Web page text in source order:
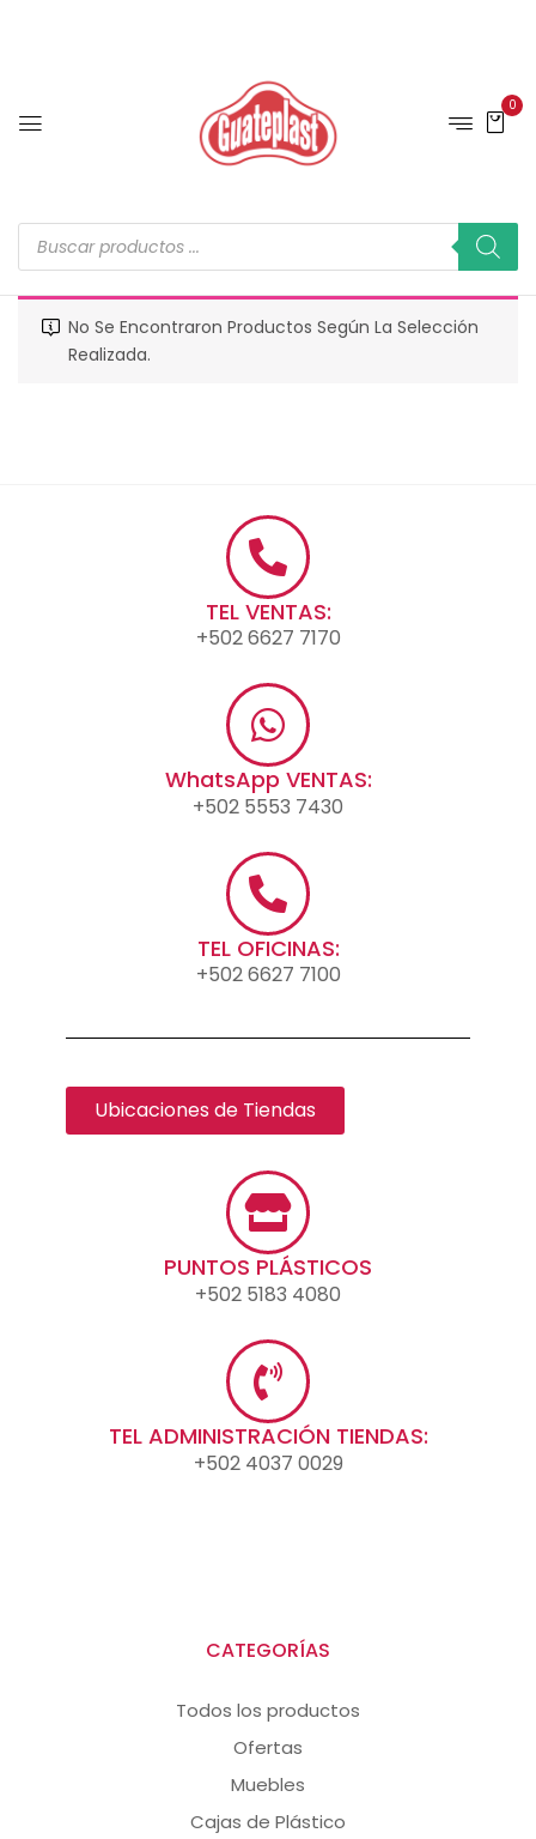
0
No Se Encontraron Productos Según La Selección
Realizada.
TEL VENTAS:
+502 6627 7170
WhatsApp VENTAS:
+502 5553 7430
TEL OFICINAS:
+502 6627 7100
Ubicaciones de Tiendas
PUNTOS PLÁSTICOS
+502 5183 4080
TEL ADMINISTRACIÓN TIENDAS:
+502 4037 0029
CATEGORÍAS
Todos los productos
Ofertas
Muebles
Cajas de Plástico